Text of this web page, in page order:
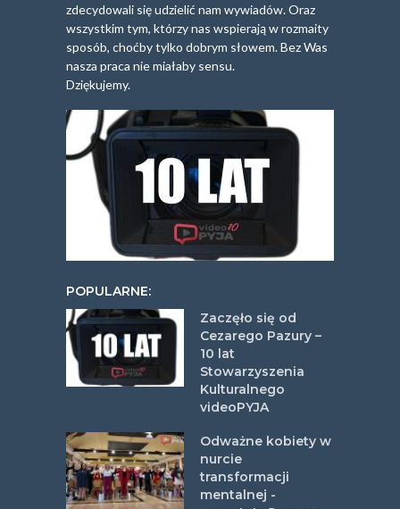
zdecydowali się udzielić nam wywiadów. Oraz
wszystkim tym, którzy nas wspierają w rozmaity
sposób, choćby tylko dobrym słowem. Bez Was
nasza praca nie miałaby sensu.
Dziękujemy.
POPULARNE:
Zaczęło się od
Cezarego Pazury –
10 lat
Stowarzyszenia
Kulturalnego
videoPYJA
Odważne kobiety w
nurcie
transformacji
mentalnej -